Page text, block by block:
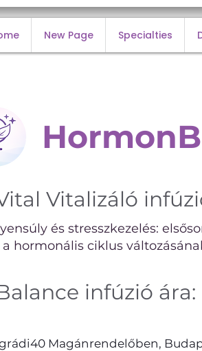
New Page Specialties
Vitalizáló
és stresszkezelés:
a hormonális ciklus
infúzió ára:
Magánrendelőben,